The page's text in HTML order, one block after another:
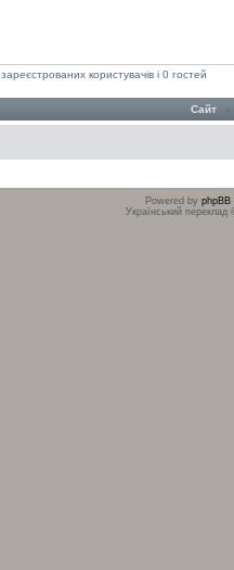
користувачів і 0 гостей
Сайт ‹
Powered by phpBB
Український